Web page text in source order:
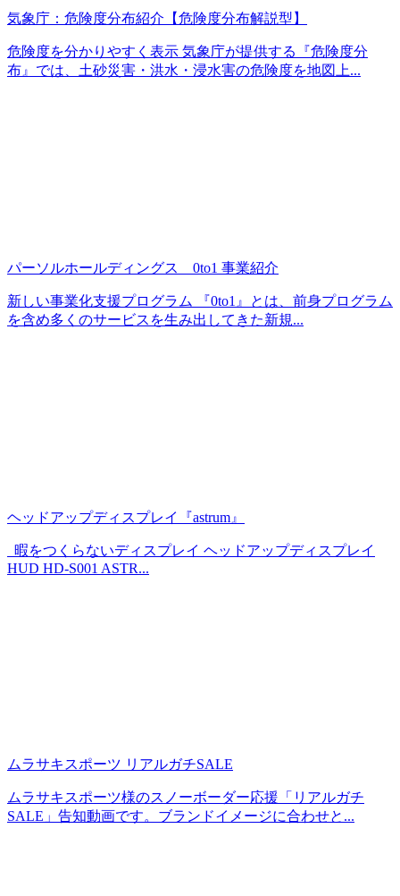
気象庁：危険度分布紹介【危険度分布解説型】
危険度を分かりやすく表示 気象庁が提供する『危険度分
布』では、土砂災害・洪水・浸水害の危険度を地図上...
パーソルホールディングス 0to1 事業紹介
新しい事業化支援プログラム 『0to1』とは、前身プログラム
を含め多くのサービスを生み出してきた新規...
ヘッドアップディスプレイ『astrum』
暇をつくらないディスプレイ ヘッドアップディスプレイ
HUD HD-S001 ASTR...
ムラサキスポーツ リアルガチSALE
ムラサキスポーツ様のスノーボーダー応援「リアルガチ
SALE」告知動画です。ブランドイメージに合わせと...